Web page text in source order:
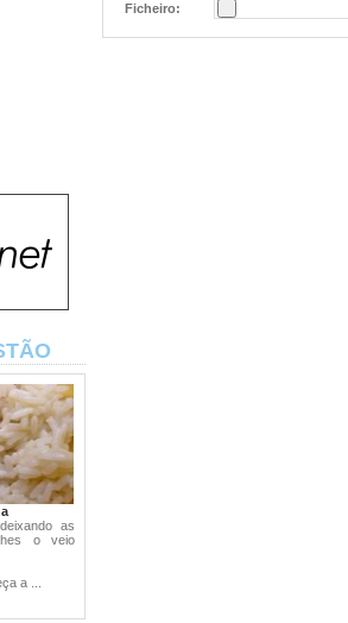
as
o veio
a ...
Ficheiro: